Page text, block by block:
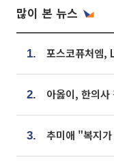
많이 본 뉴스
1.
2.
3.